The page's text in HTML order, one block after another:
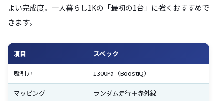
よい完成度。一人暮らし1Kの「最初の1台」に強くおすすめで
きます。
項目 スペック
吸引力 1300Pa（BoostIQ）
マッピング ランダム走行＋赤外線